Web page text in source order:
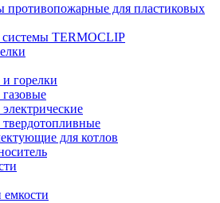
для пластиковых
TERMOCLIP
горелки
для котлов
емкости